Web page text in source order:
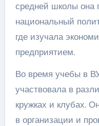
средней школы она
национальный
где изучала
предприятием.
Во время учебы в
участвовала в
кружках и клубах.
в организации и